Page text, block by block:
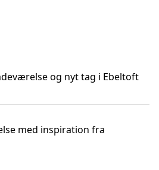
og nyt tag i Ebeltoft
med inspiration fra